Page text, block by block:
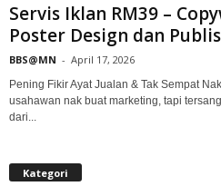
Servis Iklan RM39 –
Poster Design dan
BBS@MN - April 17, 2026
Pening Fikir Ayat Jualan & Tak Sempat
usahawan nak buat marketing, tapi
dari...
Kategori